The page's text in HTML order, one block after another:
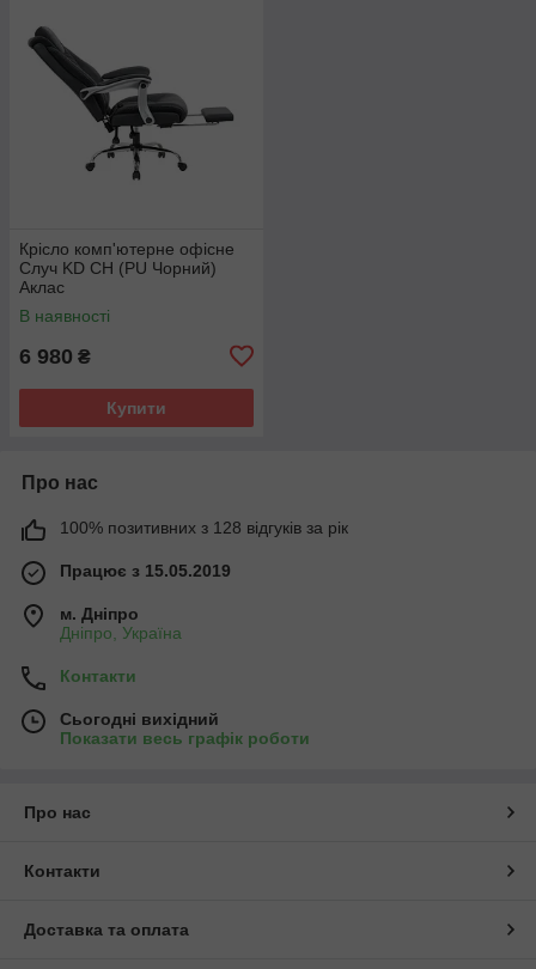
Крісло комп'ютерне офісне
Случ KD CH (PU Чорний)
Аклас
В наявності
6 980 ₴
Купити
Про нас
100% позитивних з 128 відгуків за рік
Працює з 15.05.2019
м. Дніпро
Дніпро, Україна
Контакти
Сьогодні вихідний
Показати весь графік роботи
Про нас
Контакти
Доставка та оплата